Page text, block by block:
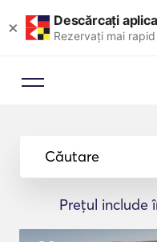
× Descărcați
Rezervați mai
Căutare
Prețul include